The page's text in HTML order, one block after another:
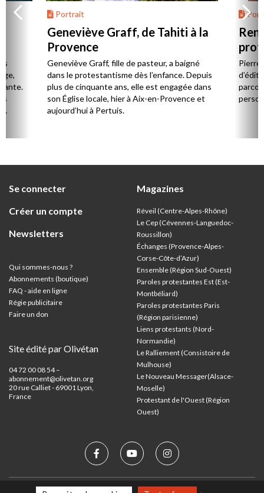
Portrait
Geneviève Graff, de Tahiti à la
Provence
Geneviève Graff, fille de pasteur, a baigné
dans le protestantisme dès l’enfance. Depuis
plus de cinquante ans, elle est engagée dans
son Église locale, hier à Aix-en-Provence et
aujourd’hui à Pertuis.
Se connecter
Créer un compte
Newsletters
Qui sommes-nous ?
Abonnements (boutique)
FAQ - aide en ligne
Régie publicitaire
Faire un don
Site édité par Olivétan
04 72 00 08 54 –
abonnement@olivetan.org
20 rue Calliet - 69001 Lyon,
France
Magazines
Réveil (Centre-Alpes-Rhône)
Le Cep (Cévennes-Languedoc-
Roussillon)
Échanges (Provence-Alpes-
Corse-Côte-d’Azur)
Ensemble (Région Sud-Ouest)
Paroles protestantes Est (Est-
Montbéliard)
Paroles protestantes Paris
(Région parisienne)
Liens protestants (Nord-
Normandie)
Le Ralliement (Consistoire de
Mulhouse)
Le Nouveau Messager(Alsace-
Moselle)
Protestant de l'Ouest (Région
Ouest)